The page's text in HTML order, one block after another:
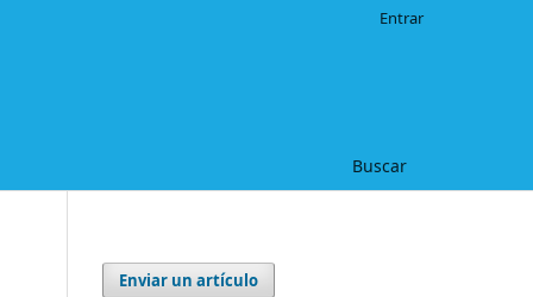
Buscar
Entrar
Enviar un artículo